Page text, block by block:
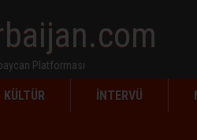
Platforması
İNTERVÜ